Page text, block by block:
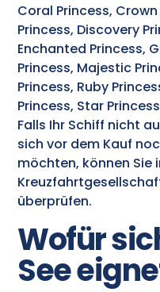
Coral Princess,
Princess, Discovery
Enchanted Princess,
Princess, Majestic
Princess, Ruby
Princess, Star
Falls Ihr Schiff nicht
sich vor dem Kauf
möchten, können Sie
überprüfen.
Wofür
See